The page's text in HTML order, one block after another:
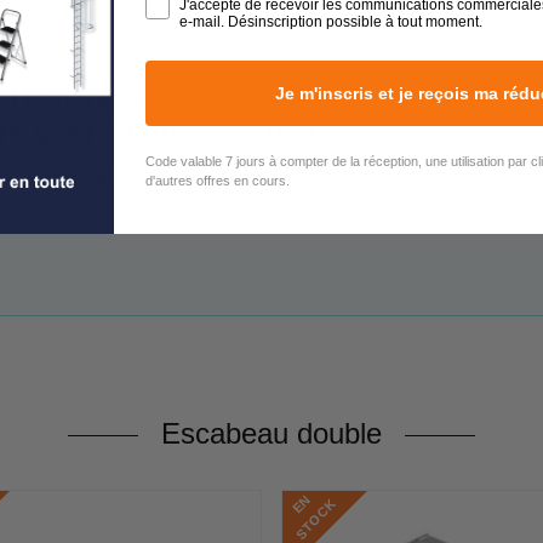
conseil ?
sont à votre écoute !
à votre disposition du lundi au vendredi de 9h00 à 17h00
Escabeau double
E
N
S
T
O
C
K
J'accepte de recevoir les communications
e-mail. Désinscription possible à tout moment.
Je m'inscris et je reçois ma
Code valable 7 jours à compter de la réception, une utilisation par
d'autres offres en cours.